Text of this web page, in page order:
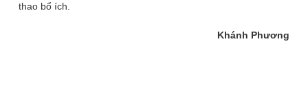
thao bổ ích.
Khánh Phương